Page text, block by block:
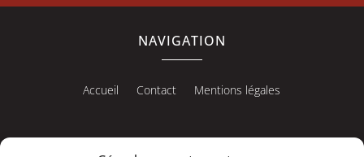
NAVIGATION
Accueil Contact Mentions légales